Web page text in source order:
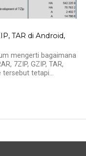
TAR di Android,
mengerti bagaimana
7ZIP, GZIP, TAR,
tersebut tetapi...